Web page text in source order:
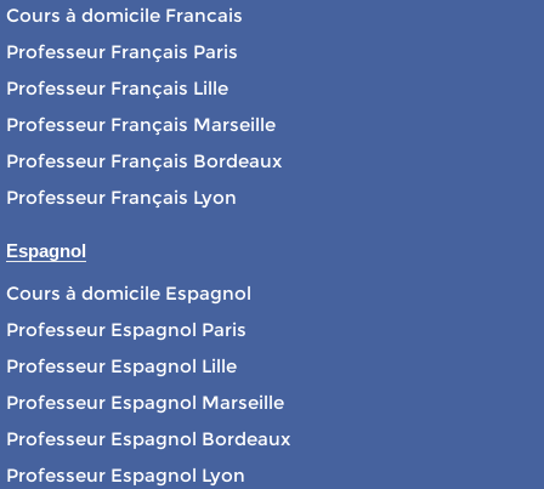
Cours à domicile Francais
Professeur Français Paris
Professeur Français Lille
Professeur Français Marseille
Professeur Français Bordeaux
Professeur Français Lyon
Espagnol
Cours à domicile Espagnol
Professeur Espagnol Paris
Professeur Espagnol Lille
Professeur Espagnol Marseille
Professeur Espagnol Bordeaux
Professeur Espagnol Lyon